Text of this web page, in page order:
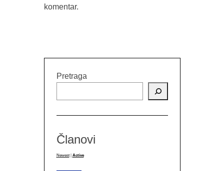
komentar.
Pretraga
Članovi
Newest Active